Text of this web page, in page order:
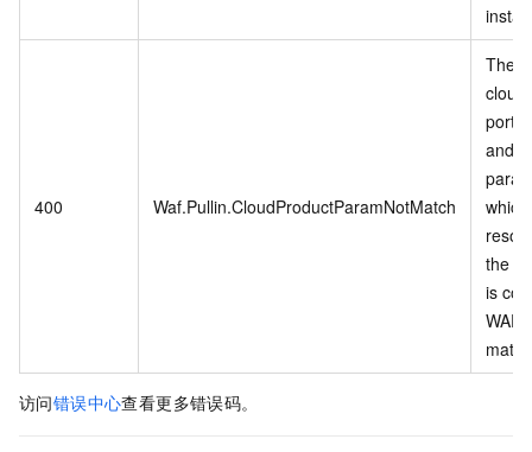
400 Waf.Pullin.CloudProductParamNotMatch
The
cloud
port,
and
the
is
WAF
访问错误中心查看更多错误码。